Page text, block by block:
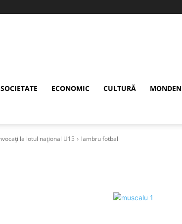
SOCIETATE ECONOMIC CULTURĂ MONDEN
la lotul național U15 lambru fotbal